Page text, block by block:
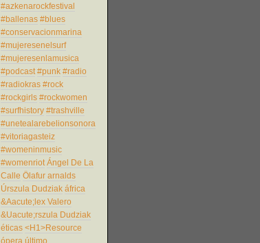
#azkenarockfestival
#ballenas #blues
#conservacionmarina
#mujeresenelsurf
#mujeresenlamusica
#podcast #punk #radio
#radiokras #rock
#rockgirls #rockwomen
#surfhistory #trashville
#unetealarebelionsonora
#vitoriagasteiz
#womeninmusic
#womenriot Ángel De La
Calle Ölafur arnalds
Úrszula Dudziak áfrica
&Aacute;lex Valero
&Uacute;rszula Dudziak
éticas <H1>Resource